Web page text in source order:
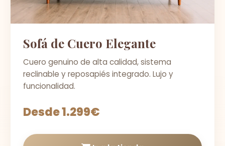
Sofá de Cuero Elegante
Cuero genuino de alta calidad, sistema
reclinable y reposapiés integrado. Lujo y
funcionalidad.
Desde 1.299€